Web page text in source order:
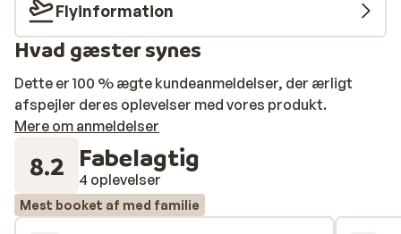
Flyinformation
Hvad gæster synes
Dette er 100 % ægte kundeanmeldelser, der ærligt
afspejler deres oplevelser med vores produkt.
Mere om anmeldelser
8.2 Fabelagtig
4 oplevelser
Mest booket af med familie